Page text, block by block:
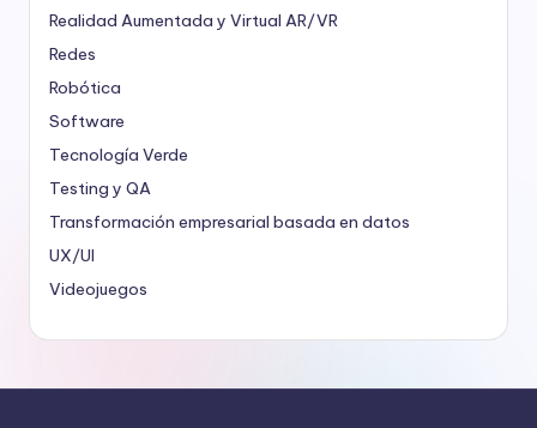
Realidad Aumentada y Virtual AR/VR
Redes
Robótica
Software
Tecnología Verde
Testing y QA
Transformación empresarial basada en datos
UX/UI
Videojuegos